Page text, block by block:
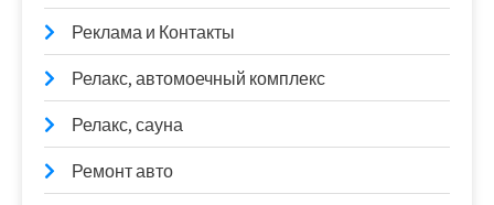
Реклама и Контакты
Релакс, автомоечный комплекс
Релакс, сауна
Ремонт авто